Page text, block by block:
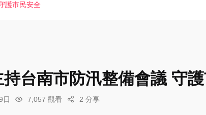
護市民安全
台南市防汛整備會議 守
日 7,057 觀看 2 分享